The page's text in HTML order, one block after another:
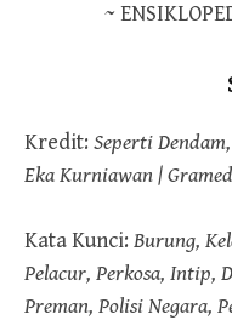
~
Kredit: Seperti
Eka Kurniawan |
Kata Kunci: Burung,
Pelacur, Perkosa, Intip,
Preman, Polisi Negara,